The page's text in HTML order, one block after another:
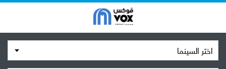
اختر السينما